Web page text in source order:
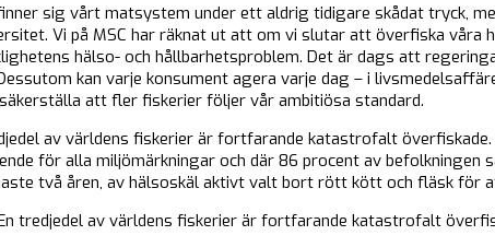
sig vårt matsystem under ett aldrig tidigare skådat tryck,
Vi på MSC har räknat ut att om vi slutar att överfiska våra
hälso- och hållbarhetsproblem. Det är dags att
kan varje konsument agera varje dag – i
att fler fiskerier följer vår ambitiösa standard.
av världens fiskerier är fortfarande katastrofalt
för alla miljömärkningar och där 86 procent av
två åren, av hälsoskäl aktivt valt bort rött kött och fläsk för
tredjedel av världens fiskerier är fortfarande katastrofalt